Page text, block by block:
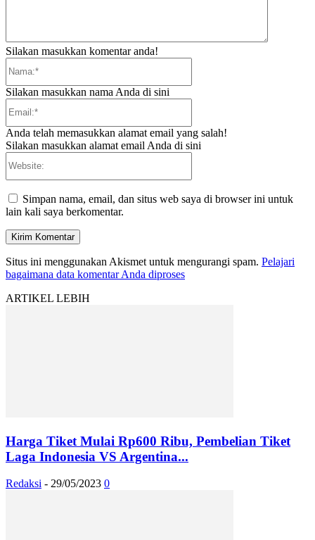
Silakan masukkan komentar anda!
Silakan masukkan nama Anda di sini
Anda telah memasukkan alamat email yang salah!
Silakan masukkan alamat email Anda di sini
Simpan nama, email, dan situs web saya di browser ini untuk
lain kali saya berkomentar.
Situs ini menggunakan Akismet untuk mengurangi spam. Pelajari
bagaimana data komentar Anda diproses
ARTIKEL LEBIH
Harga Tiket Mulai Rp600 Ribu, Pembelian Tiket
Laga Indonesia VS Argentina...
Redaksi - 29/05/2023 0